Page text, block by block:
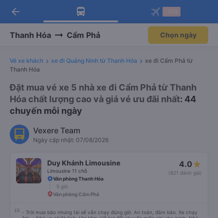
Tải app Vexere ngay!
Nhận ưu đãi thành viên độc
Mở app
Tải app Vexere
-30k/ghế khi đặt vé máy bay qua
Mở app
arrow_back
Thanh Hóa Cẩm Phả Chọn ngày
Vé xe khách xe đi Quảng Ninh từ Thanh Hóa
xe đi Cẩm Phả từ
Thanh Hóa
Đặt mua vé xe 5 nhà xe đi Cẩm Phả từ Thanh
Hóa chất lượng cao và giá vé ưu đãi nhất: 44
chuyến mỗi ngày
Vexere Team
Ngày cập nhật: 07/08/2026
Duy Khánh Limousine
Limousine 11 chỗ
4.0
(821 đánh giá)
Văn phòng Thanh Hóa
5 giờ
Văn phòng Cẩm Phả
- Trời mưa bão nhưng tài xế vẫn chạy đúng giờ. An toàn, đảm bảo. Xe chạy